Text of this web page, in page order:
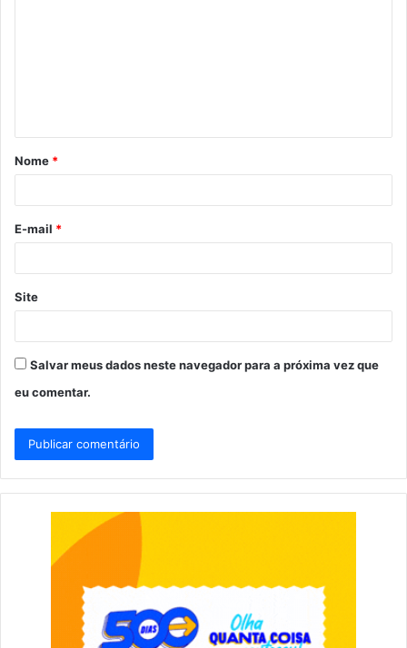
á
r
*
Nome *
E-mail *
Site
Salvar meus dados neste navegador para a próxima vez que
eu comentar.